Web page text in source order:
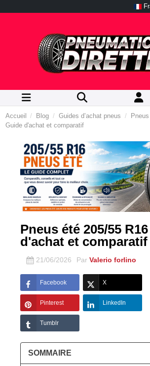
Accueil Blog Guides d’achat pneus
Guide d'achat et comparatif
Pneus été 205/55
d'achat et comparatif
21/06/2026 Par Valerio forlino
Facebook X
Pinterest LinkedIn
Tumblr
SOMMAIRE